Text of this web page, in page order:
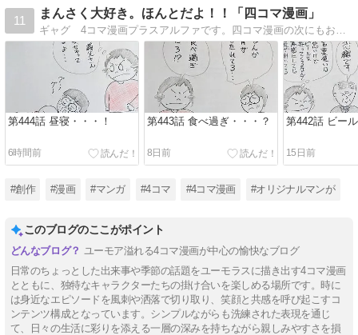
11
まんさく大好き。ほんとだよ！！「四コマ漫画」
ギャグ 4コマ漫画プラスアルファです。四コマ漫画の次にもお笑いが・・・！ 暇つぶしに見てください！
第444話 昼寝・・・！
6時間前
第443話 食べ過ぎ・・・？
8日前
第442話 ビー
15日前
#創作 #漫画 #マンガ #4コマ #4コマ漫画 #オリジナルマンが
このブログのここがポイント
ユーモア溢れる4コマ漫画が中心の愉快なブログ
日常のちょっとした出来事や季節の話題をユーモラスに描き出す4コマ漫画
とともに、独特なキャラクターたちの掛け合いを楽しめる場所です。時に
は身近なエピソードを風刺や洒落で切り取り、笑顔と共感を呼び起こすコ
ンテンツ構成となっています。シンプルながらも洗練された表現を通じ
て、日々の生活に彩りを添える一層の深みを持ちながら親しみやすさを損